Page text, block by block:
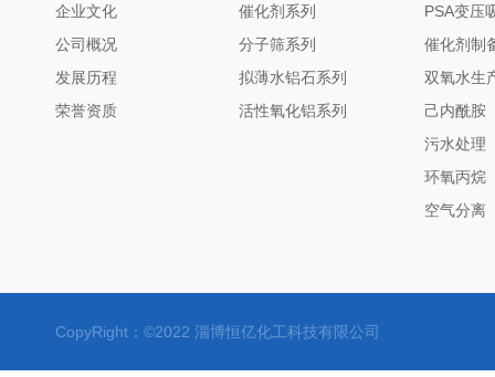
企业文化
公司概况
发展历程
荣誉资质
催化剂系列
分子筛系列
拟薄水铝石系列
活性氧化铝系列
PSA变压
催化剂制
双氧水生
己内酰胺
污水处理
环氧丙烷
空气分离
CopyRight：©2022 淄博恒亿化工科技有限公司